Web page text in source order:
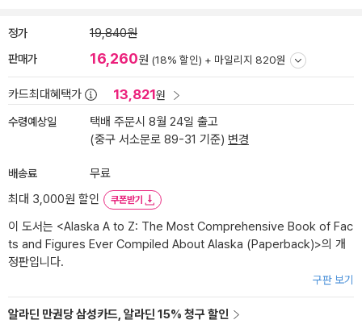
정가 19,840원
판매가 16,260원 (18% 할인) + 마일리지 820원
카드최대혜택가 13,821원
수령예상일
택배 주문시 8월 24일 출고
(중구 서소문로 89-31 기준) 변경
배송료
무료
최대 3,000원 할인
쿠폰받기
이 도서는 <Alaska A to Z: The Most Comprehensive Book of Fac
ts and Figures Ever Compiled About Alaska (Paperback)>의 개
정판입니다.
구판 보기
알라딘 만권당 삼성카드, 알라딘 15% 청구 할인